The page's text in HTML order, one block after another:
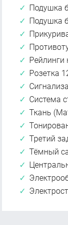
Подушка
Подушка
Розетка
Система
Ткань
Третий
Тёмный